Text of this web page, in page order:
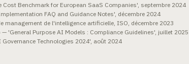
Benchmark for European SaaS Companies', septembre 2024
FAQ and Guidance Notes', décembre 2024
de l'intelligence artificielle, ISO, décembre 2023
'General Purpose AI Models : Compliance Guidelines', juillet 2025
Technologies 2024', août 2024